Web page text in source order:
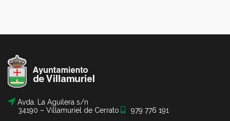
Avda. La Aguilera s/n
34190 – Villamuriel de Cerrato
979 776 191